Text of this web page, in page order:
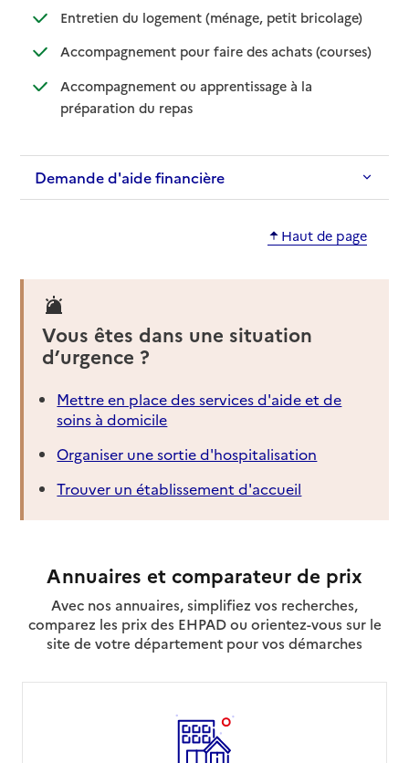
Entretien du logement (ménage, petit bricolage): disponible
: non
Accompagnement pour faire des achats (courses)
:
: non
Accompagnement ou apprentissage à la
préparation du repas: disponible
: non disponible
Demande d'aide financière
Haut de page
Vous êtes dans une situation
d’urgence ?
Mettre en place des services d'aide et de
soins à domicile
Organiser une sortie d'hospitalisation
Trouver un établissement d'accueil
Annuaires et comparateur de prix
Avec nos annuaires, simplifiez vos recherches,
comparez les prix des EHPAD ou orientez-vous sur le
site de votre département pour vos démarches